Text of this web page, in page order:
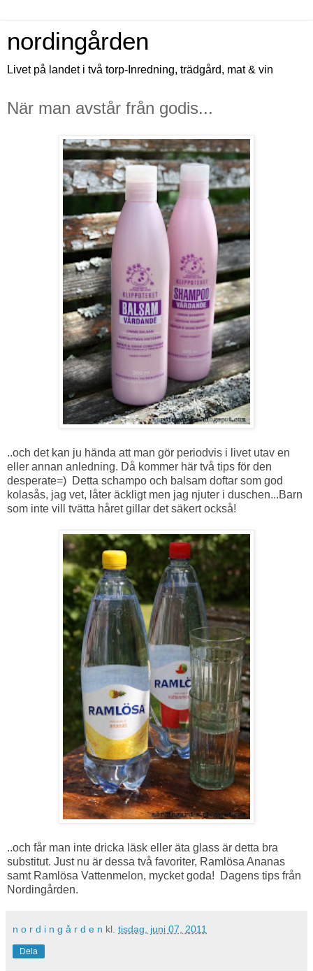
nordingården
Livet på landet i två torp-Inredning, trädgård, mat & vin
När man avstår från godis...
..och det kan ju hända att man gör periodvis i livet utav en
eller annan anledning. Då kommer här två tips för den
desperate=) Detta schampo och balsam doftar som god
kolasås, jag vet, låter äckligt men jag njuter i duschen...Barn
som inte vill tvätta håret gillar det säkert också!
..och får man inte dricka läsk eller äta glass är detta bra
substitut. Just nu är dessa två favoriter, Ramlösa Ananas
samt Ramlösa Vattenmelon, mycket goda! Dagens tips från
Nordingården.
n o r d i n g å r d e n kl. tisdag, juni 07, 2011
Dela